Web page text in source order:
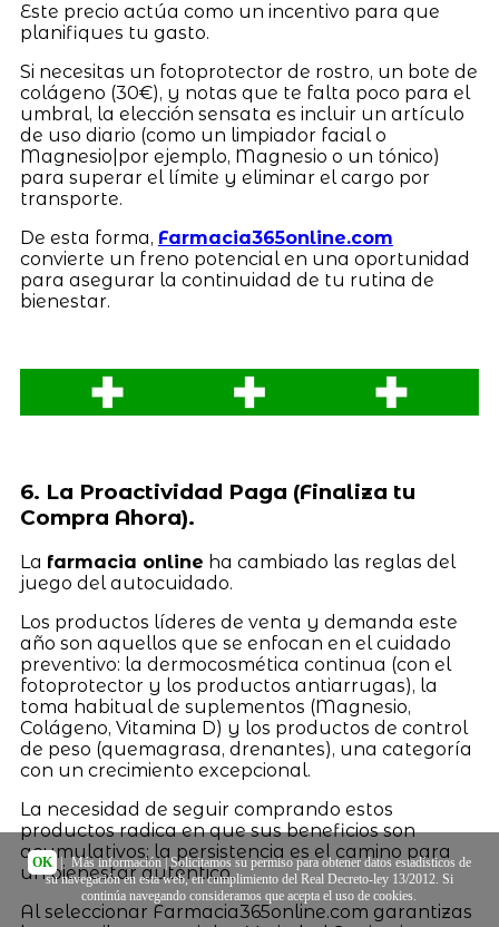
Este precio actúa como un incentivo para que
planifiques tu gasto.
Si necesitas un fotoprotector de rostro, un bote de
colágeno (30€), y notas que te falta poco para el
umbral, la elección sensata es incluir un artículo
de uso diario (como un limpiador facial o
Magnesio|por ejemplo, Magnesio o un tónico)
para superar el límite y eliminar el cargo por
transporte.
De esta forma, Farmacia365online.com
convierte un freno potencial en una oportunidad
para asegurar la continuidad de tu rutina de
bienestar.
6. La Proactividad Paga (Finaliza tu
Compra Ahora).
La farmacia online ha cambiado las reglas del
juego del autocuidado.
Los productos líderes de venta y demanda este
año son aquellos que se enfocan en el cuidado
preventivo: la dermocosmética continua (con el
fotoprotector y los productos antiarrugas), la
toma habitual de suplementos (Magnesio,
Colágeno, Vitamina D) y los productos de control
de peso (quemagrasa, drenantes), una categoría
con un crecimiento excepcional.
La necesidad de seguir comprando estos
productos radica en que sus beneficios son
acumulativos; la persistencia es el camino para
un bienestar auténtico.
Al seleccionar Farmacia365online.com garantizas
OK | Más información| Solicitamos su permiso para obtener datos estadísticos de
su navegación en esta web, en cumplimiento del Real Decreto-ley 13/2012. Si
continúa navegando consideramos que acepta el uso de cookies.